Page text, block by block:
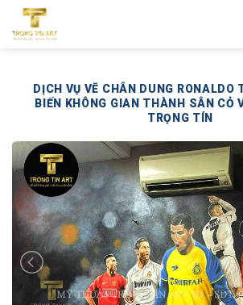
qua
DỊCH VỤ VẼ CHÂN DUNG RONALDO
BIẾN KHÔNG GIAN THÀNH SÂN CỎ
TRỌNG TÍN